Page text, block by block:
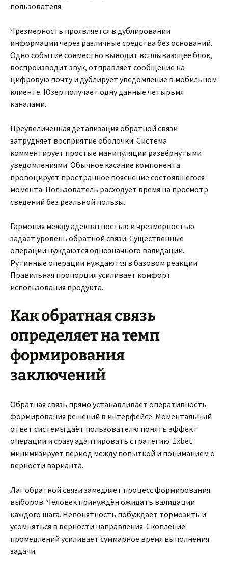
пользователя.
Чрезмерность проявляется в дублировании
информации через различные средства без оснований.
Одно событие совместно выводит всплывающее блок,
воспроизводит звук, отправляет сообщение на
цифровую почту и дублирует уведомление в мобильном
клиенте. Юзер получает одну данные четырьмя
каналами.
Преувеличенная детализация обратной связи
затрудняет восприятие оболочки. Система
комментирует простые манипуляции развёрнутыми
уведомлениями. Обычное касание компонента
провоцирует пространное пояснение состоявшегося
момента. Пользователь расходует время на просмотр
сведений без реальной пользы.
Гармония между адекватностью и чрезмерностью
задаёт уровень обратной связи. Существенные
операции нуждаются однозначного валидации.
Рутинные операции нуждаются в базовом реакции.
Правильная пропорция усиливает комфорт
использования продукта.
Как обратная связь
определяет на темп
формирования
заключений
Обратная связь прямо устанавливает оперативность
формирования решений в интерфейсе. Моментальный
ответ системы даёт пользователю понять эффект
операции и сразу адаптировать стратегию. 1xbet
минимизирует период между попыткой и пониманием о
верности варианта.
Лаг обратной связи замедляет процесс формирования
выборов. Человек принуждён ожидать валидации
каждого шага. Непонятность побуждает тормозить и
усомняться в верности направления. Скопление
промедлений усиливает суммарное время выполнения
задачи.